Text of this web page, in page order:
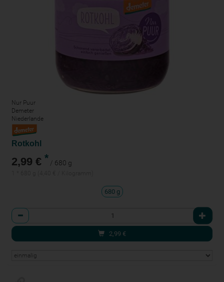
Nur Puur
Demeter
Niederlande
Rotkohl
2,99 € * / 680 g
680 g
Anzahl
2,99 €